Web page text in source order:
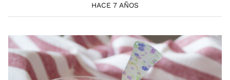
HACE 7 AÑOS